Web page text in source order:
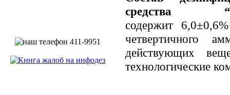
средства
содержит
четвертичного
действующих
технологические